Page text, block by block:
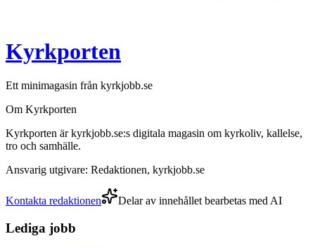
Kyrkporten
Ett minimagasin från kyrkjobb.se
Om Kyrkporten
Kyrkporten är kyrkjobb.se:s digitala magasin om kyrkoliv, kallelse,
tro och samhälle.
Ansvarig utgivare: Redaktionen, kyrkjobb.se
Kontakta redaktionen Delar av innehållet bearbetas med AI
Lediga jobb